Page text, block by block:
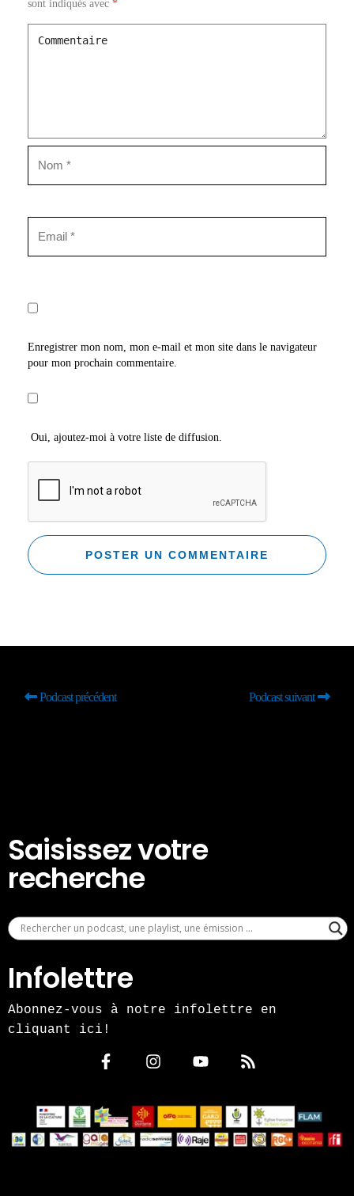
sont indiqués avec *
Enregistrer mon nom, mon e-mail et mon site dans le navigateur
pour mon prochain commentaire.
Oui, ajoutez-moi à votre liste de diffusion.
Podcast précédent Podcast suivant
Saisissez votre
recherche
Infolettre
Abonnez-vous à notre infolettre en
cliquant ici!